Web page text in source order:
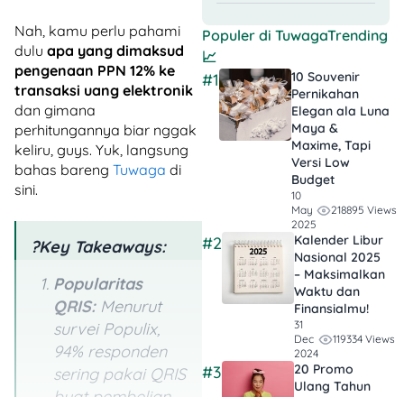
Nah, kamu perlu pahami
dulu apa yang dimaksud
pengenaan PPN 12% ke
transaksi uang elektronik
dan gimana
perhitungannya biar nggak
keliru, guys. Yuk, langsung
bahas bareng Tuwaga di
sini.
?Key Takeaways:
Popularitas
QRIS: Menurut
survei Populix,
94% responden
sering pakai QRIS
Populer di TuwagaTrending
📈
#1
10 Souvenir
Pernikahan
Elegan ala Luna
Maya &
Maxime, Tapi
Versi Low
Budget
10
May
2025
218895 Views
#2
Kalender Libur
Nasional 2025
– Maksimalkan
Waktu dan
Finansialmu!
31
Dec
2024
119334 Views
#3
20 Promo
Ulang Tahun